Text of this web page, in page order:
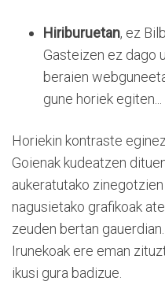
Hiriburuetan, ez
Gasteizen ez dago
beraien
gune horiek egiten...
Horiekin kontraste
Goienak kudeatzen
aukeratutako
nagusietako grafikoak
zeuden bertan
Irunekoak ere eman
ikusi gura badizue.